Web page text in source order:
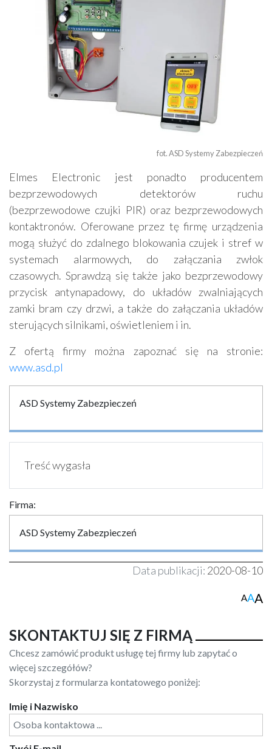
fot. ASD Systemy Zabezpieczeń
Elmes Electronic jest ponadto producentem
bezprzewodowych detektorów ruchu
(bezprzewodowe czujki PIR) oraz bezprzewodowych
kontaktronów. Oferowane przez tę firmę urządzenia
mogą służyć do zdalnego blokowania czujek i stref w
systemach alarmowych, do załączania zwłok
czasowych. Sprawdzą się także jako bezprzewodowy
przycisk antynapadowy, do układów zwalniających
zamki bram czy drzwi, a także do załączania układów
sterujących silnikami, oświetleniem i in.
Z ofertą firmy można zapoznać się na stronie:
www.asd.pl
ASD Systemy Zabezpieczeń
Treść wygasła
Firma:
ASD Systemy Zabezpieczeń
Data publikacji: 2020-08-10
AAA
SKONTAKTUJ SIĘ Z FIRMĄ
Chcesz zamówić produkt usługę tej firmy lub zapytać o
więcej szczegółów?
Skorzystaj z formularza kontatowego poniżej:
Imię i Nazwisko